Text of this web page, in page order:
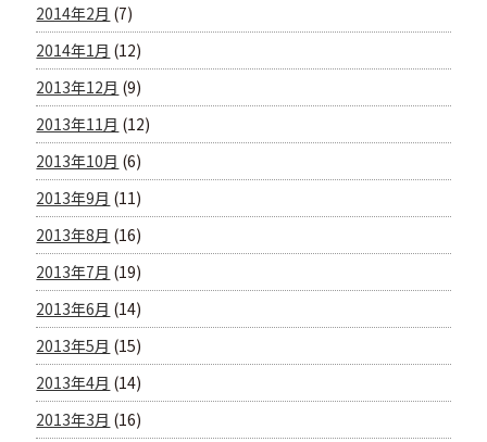
2014年2月 (7)
2014年1月 (12)
2013年12月 (9)
2013年11月 (12)
2013年10月 (6)
2013年9月 (11)
2013年8月 (16)
2013年7月 (19)
2013年6月 (14)
2013年5月 (15)
2013年4月 (14)
2013年3月 (16)